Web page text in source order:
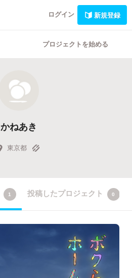
ログイン 新規登録
プロジェクトを始める
かねあき
東京都
1 投稿したプロジェクト 0